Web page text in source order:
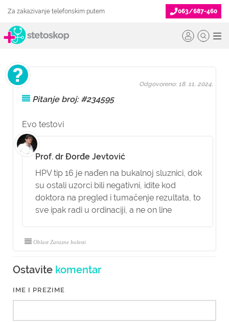
Za zakazivanje telefonskim putem 063/687-460
Pitanje broj: #234595
Evo testovi
Odgovoreno: 18. 11. 2024.
Prof. dr Đorđe Jevtović
HPV tip 16 je nađen na bukalnoj sluznici, dok
su ostali uzorci bili negativni, idite kod
doktora na pregled i tumačenje rezultata, to
sve ipak radi u ordinaciji, a ne on line
Oblast Zarazne bolesti
Ostavite komentar
IME I PREZIME